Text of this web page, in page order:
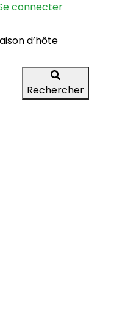
connecter
d’hôte
Rechercher